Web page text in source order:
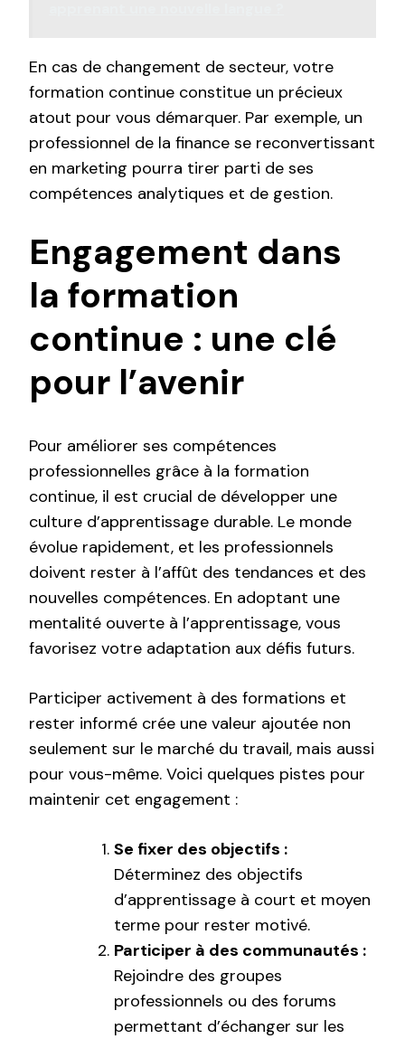
En cas de changement de secteur, votre
formation continue constitue un précieux
atout pour vous démarquer. Par exemple, un
professionnel de la finance se reconvertissant
en marketing pourra tirer parti de ses
compétences analytiques et de gestion.
Engagement dans
la formation
continue : une clé
pour l’avenir
Pour améliorer ses compétences
professionnelles grâce à la formation
continue, il est crucial de développer une
culture d’apprentissage durable. Le monde
évolue rapidement, et les professionnels
doivent rester à l’affût des tendances et des
nouvelles compétences. En adoptant une
mentalité ouverte à l’apprentissage, vous
favorisez votre adaptation aux défis futurs.
Participer activement à des formations et
rester informé crée une valeur ajoutée non
seulement sur le marché du travail, mais aussi
pour vous-même. Voici quelques pistes pour
maintenir cet engagement :
Se fixer des objectifs :
Déterminez des objectifs
d’apprentissage à court et moyen
terme pour rester motivé.
Participer à des communautés :
Rejoindre des groupes
professionnels ou des forums
permettant d’échanger sur les